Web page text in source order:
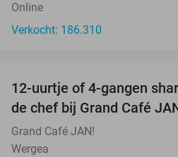
Online
Verkocht: 186.310
12-uurtje of 4-gangen
de chef bij Grand Café
Grand Café JAN!
Wergea